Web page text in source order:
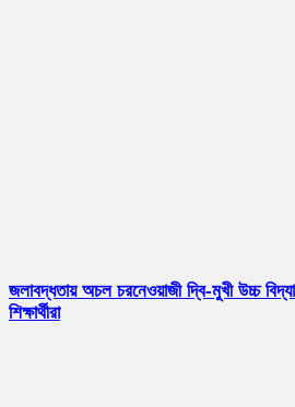
জলাবদ্ধতায় অচল চরনেওয়াজী দ্বি-মুখী উচ্চ
শিক্ষার্থীরা